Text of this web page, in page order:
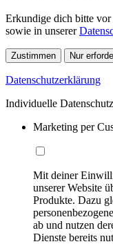
Erkundige dich bitte
sowie in unserer
Zustimmen Nur
Datenschutzerklärung
Individuelle
Marketing per
Mit deiner
unserer Website
Produkte. Dazu
ab und nutzen
Dienste bereits